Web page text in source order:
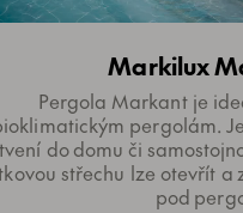
Markilux
Pergola Markant je
pergolám.
do domu či
střechu lze otevřít a
pod